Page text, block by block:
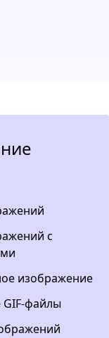
с
изображение
файлы